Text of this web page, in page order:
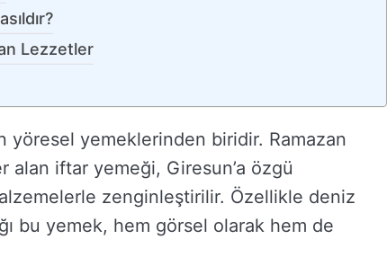
Lezzetler
yemeklerinden biridir. Ramazan
alan iftar yemeği, Giresun’a özgü
zenginleştirilir. Özellikle deniz
bu yemek, hem görsel olarak hem de